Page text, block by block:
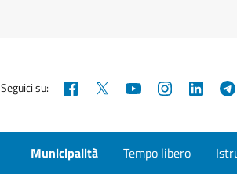
Seguici su: Facebook YouTubeInstagram
Municipalità Tempo libero